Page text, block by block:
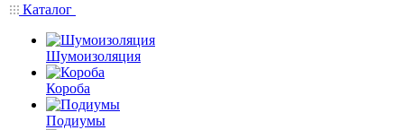
Каталог
Шумоизоляция
Короба
Подиумы